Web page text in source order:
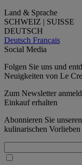
Land & Sprache
SCHWEIZ | SUISSE
DEUTSCH
Deutsch Français
Social Media
Folgen Sie uns und
Neuigkeiten von Le
Zum Newsletter
Einkauf erhalten
Abonnieren Sie
kulinarischen